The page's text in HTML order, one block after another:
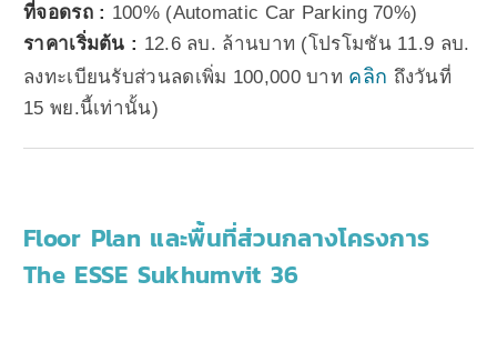
ที่จอดรถ : 100% (Automatic Car Parking 70%)
ราคาเริ่มต้น : 12.6 ลบ. ล้านบาท (โปรโมชัน 11.9 ลบ.
ลงทะเบียนรับส่วนลดเพิ่ม 100,000 บาท คลิก ถึงวันที่
15 พย.นี้เท่านั้น)
Floor Plan และพื้นที่ส่วนกลางโครงการ
The ESSE Sukhumvit 36